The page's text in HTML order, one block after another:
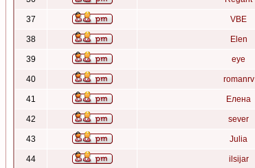
37 VBE
38 Elen
39 eye
40 romanrv
41 Елена
42 sever
43 Julia
44 ilsijar